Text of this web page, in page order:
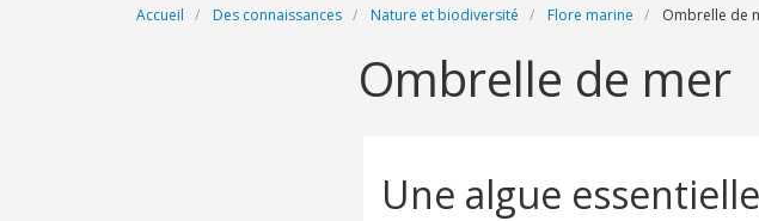
Fil d'Ariane
Accueil Des connaissances Nature et biodiversité Flore marine Ombrelle de
Ombrelle de mer
Une algue